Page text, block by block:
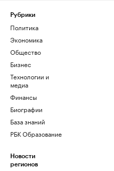
Рубрики
Политика
Экономика
Общество
Бизнес
Технологии и
медиа
Финансы
Биографии
База знаний
РБК Образование
Новости
регионов